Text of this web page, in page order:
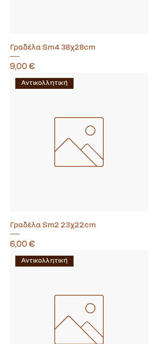
Γραδέλα Sm4 38χ28cm
Τιμή
9,00 €
Αντικολλητική
Γραδέλα Sm2 23χ22cm
Τιμή
6,00 €
Αντικολλητική